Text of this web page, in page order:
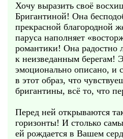
Хочу выразить своё
Бригантиной! Она
прекрасной благородной
паруса наполняет
романтики! Она радостно
к неизведанным берегам!
эмоционально описано, и
в этот образ, что
бригантины, всё то, что
Перед ней открываются
горизонты! И столько
ей рождается в Вашем